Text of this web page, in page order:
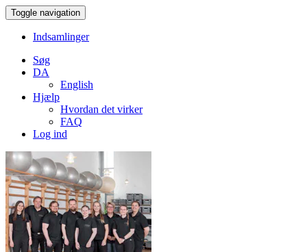
Toggle navigation
Indsamlinger
Søg
DA
English
Hjælp
Hvordan det virker
FAQ
Log ind